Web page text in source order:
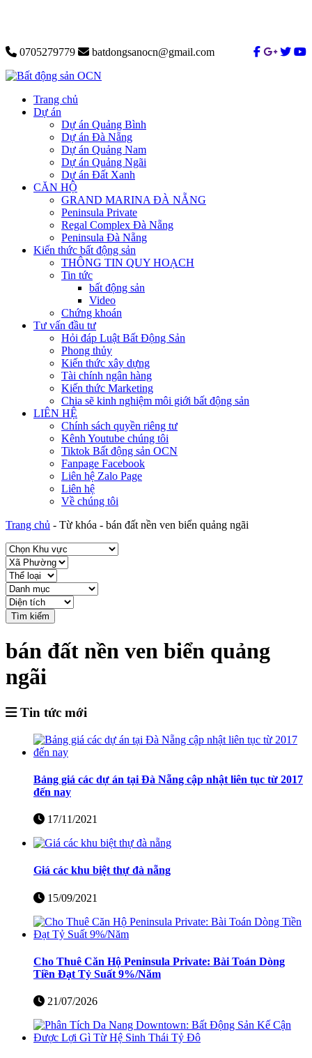
0705279779 batdongsanocn@gmail.com
Trang chủ
Dự án
Dự án Quảng Bình
Dự án Đà Nẵng
Dự án Quảng Nam
Dự án Quảng Ngãi
Dự án Đất Xanh
CĂN HỘ
GRAND MARINA ĐÀ NẴNG
Peninsula Private
Regal Complex Đà Nẵng
Peninsula Đà Nẵng
Kiến thức bất động sản
THÔNG TIN QUY HOẠCH
Tin tức
bất động sản
Video
Chứng khoán
Tư vấn đầu tư
Hỏi đáp Luật Bất Động Sản
Phong thủy
Kiến thức xây dựng
Tài chính ngân hàng
Kiến thức Marketing
Chia sẽ kinh nghiệm môi giới bất động sản
LIÊN HỆ
Chính sách quyền riêng tư
Kênh Youtube chúng tôi
Tiktok Bất động sản OCN
Fanpage Facebook
Liên hệ Zalo Page
Liên hệ
Về chúng tôi
Trang chủ - Từ khóa - bán đất nền ven biển quảng ngãi
Tìm kiếm
bán đất nền ven biển quảng
ngãi
Tin tức mới
Bảng giá các dự án tại Đà Nẵng cập nhật liên tục từ 2017
đến nay
17/11/2021
Giá các khu biệt thự đà nẵng
15/09/2021
Cho Thuê Căn Hộ Peninsula Private: Bài Toán Dòng
Tiền Đạt Tỷ Suất 9%/Năm
21/07/2026